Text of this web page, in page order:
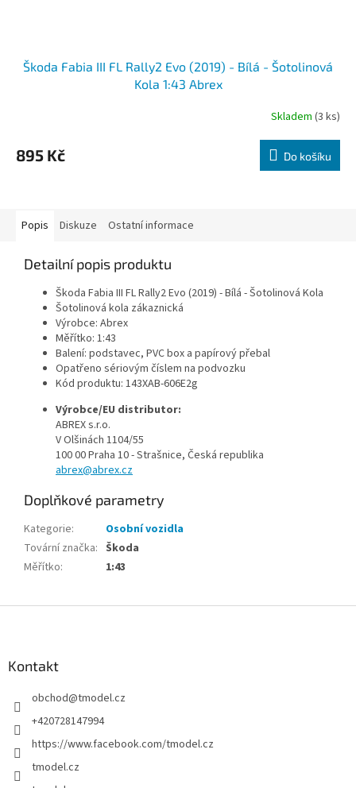
Škoda Fabia III FL Rally2 Evo (2019) - Bílá - Šotolinová
Kola 1:43 Abrex
Skladem (3 ks)
895 Kč Do košíku
Popis Diskuze Ostatní informace
Detailní popis produktu
Škoda Fabia III FL Rally2 Evo (2019) - Bílá - Šotolinová Kola
Šotolinová kola zákaznická
Výrobce: Abrex
Měřítko: 1:43
Balení: podstavec, PVC box a papírový přebal
Opatřeno sériovým číslem na podvozku
Kód produktu: 143XAB-606E2g
Výrobce/EU distributor:
ABREX s.r.o.
V Olšinách 1104/55
100 00 Praha 10 - Strašnice, Česká republika
abrex@abrex.cz
Doplňkové parametry
Kategorie:
Osobní vozidla
Tovární značka: Škoda
Měřítko: 1:43
Kontakt
obchod@tmodel.cz
+420728147994
https://www.facebook.com/tmodel.cz
tmodel.cz